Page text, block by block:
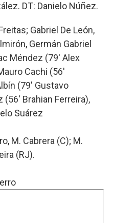
DT: Danielo Núñez.
Gabriel De León,
Germán Gabriel
Méndez (79' Alex
Cachi (56'
(79' Gustavo
(56' Brahian Ferreira),
Suárez
M. Cabrera (C); M.
(RJ).